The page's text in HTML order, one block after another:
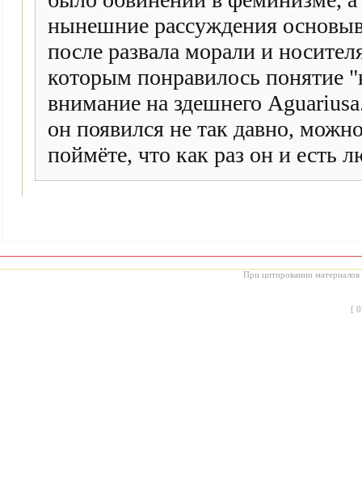
нынешние рассуждения
после развала морали и
которым понравилось понятие
внимание на здешнего
он появился не так давно,
поймёте, что как раз он и есть
При цитировании материалов
[